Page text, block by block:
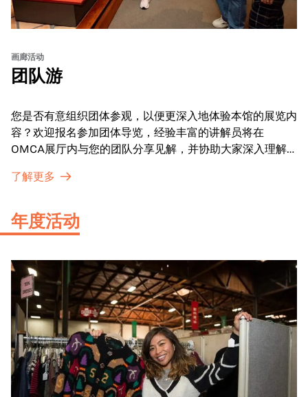
画廊活动
团队游
您是否有意组织团体参观，以便更深入地体验本馆的展览内
容？欢迎报名参加团体导览，经验丰富的讲解员将在
OMCA展厅内与您的团队分享见解，并协助大家深入理解
了解更多
年度活动